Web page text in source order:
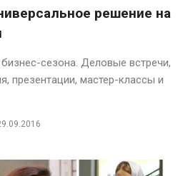
решение на
сезона. Деловые встречи,
презентации, мастер-классы и